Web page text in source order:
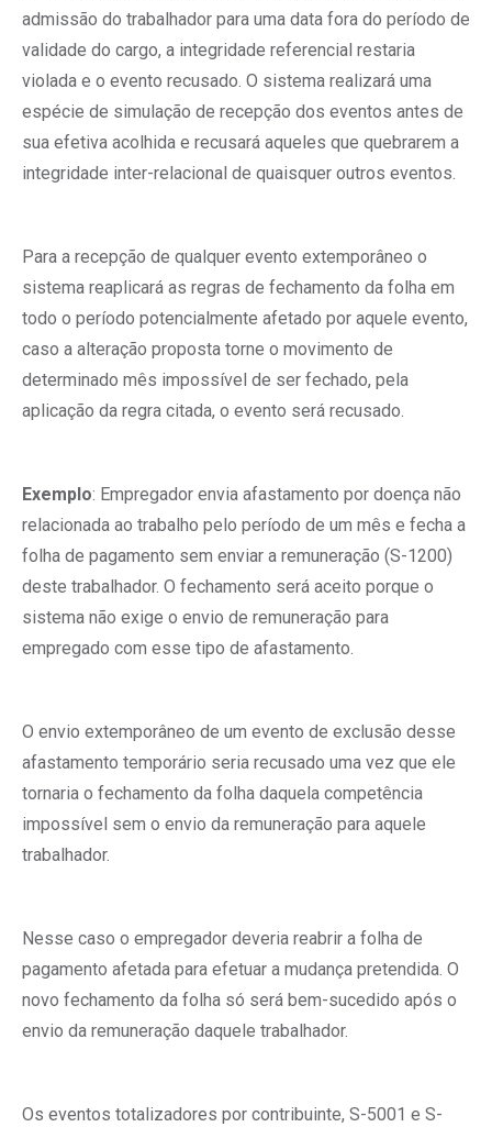
admissão do trabalhador para uma data fora do período de
validade do cargo, a integridade referencial restaria
violada e o evento recusado. O sistema realizará uma
espécie de simulação de recepção dos eventos antes de
sua efetiva acolhida e recusará aqueles que quebrarem a
integridade inter-relacional de quaisquer outros eventos.
Para a recepção de qualquer evento extemporâneo o
sistema reaplicará as regras de fechamento da folha em
todo o período potencialmente afetado por aquele evento,
caso a alteração proposta torne o movimento de
determinado mês impossível de ser fechado, pela
aplicação da regra citada, o evento será recusado.
Exemplo: Empregador envia afastamento por doença não
relacionada ao trabalho pelo período de um mês e fecha a
folha de pagamento sem enviar a remuneração (S-1200)
deste trabalhador. O fechamento será aceito porque o
sistema não exige o envio de remuneração para
empregado com esse tipo de afastamento.
O envio extemporâneo de um evento de exclusão desse
afastamento temporário seria recusado uma vez que ele
tornaria o fechamento da folha daquela competência
impossível sem o envio da remuneração para aquele
trabalhador.
Nesse caso o empregador deveria reabrir a folha de
pagamento afetada para efetuar a mudança pretendida. O
novo fechamento da folha só será bem-sucedido após o
envio da remuneração daquele trabalhador.
Os eventos totalizadores por contribuinte, S-5001 e S-